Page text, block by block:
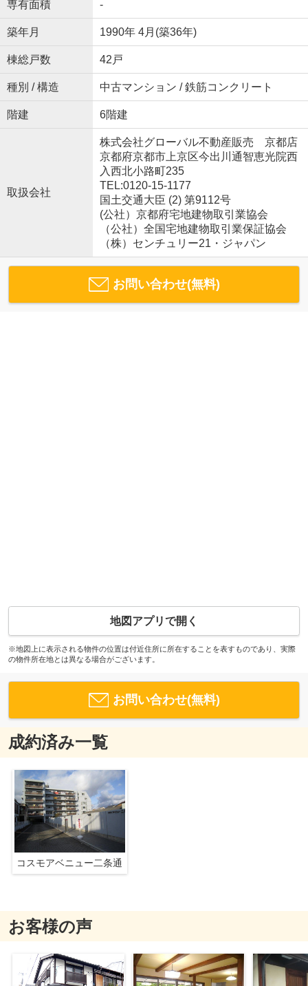
専有面積 -
築年月 1990年 4月(築36年)
棟総戸数 42戸
種別 / 構造 中古マンション / 鉄筋コンクリート
階建 6階建
取扱会社
株式会社グローバル不動産販売 京都店
京都府京都市上京区今出川通智恵光院西
入西北小路町235
TEL:0120-15-1177
国土交通大臣 (2) 第9112号
(公社）京都府宅地建物取引業協会
（公社）全国宅地建物取引業保証協会
（株）センチュリー21・ジャパン
お問い合わせ(無料)
地図アプリで開く
※地図上に表示される物件の位置は付近住所に所在することを表すものであり、実際
の物件所在地とは異なる場合がございます。
お問い合わせ(無料)
成約済み一覧
コスモアベニュー二条通
お客様の声